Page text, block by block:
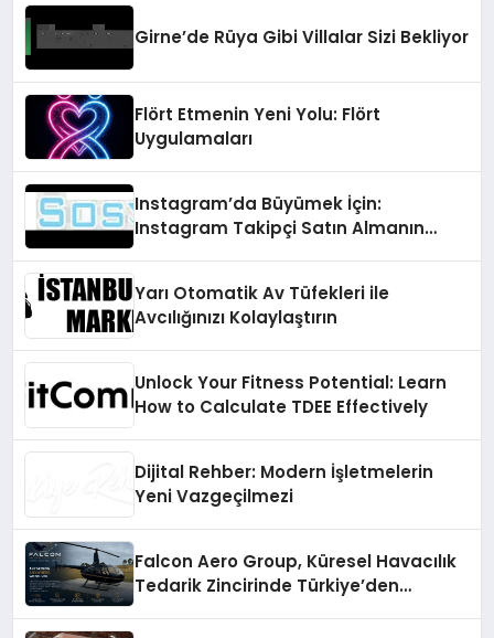
Girne’de Rüya Gibi Villalar Sizi Bekliyor
Flört Etmenin Yeni Yolu: Flört
Uygulamaları
Instagram’da Büyümek İçin:
Instagram Takipçi Satın Almanın
Yarı Otomatik Av Tüfekleri ile
Avcılığınızı Kolaylaştırın
Unlock Your Fitness Potential: Learn
How to Calculate TDEE Effectively
Dijital Rehber: Modern İşletmelerin
Yeni Vazgeçilmezi
Falcon Aero Group, Küresel Havacılık
Tedarik Zincirinde Türkiye’den